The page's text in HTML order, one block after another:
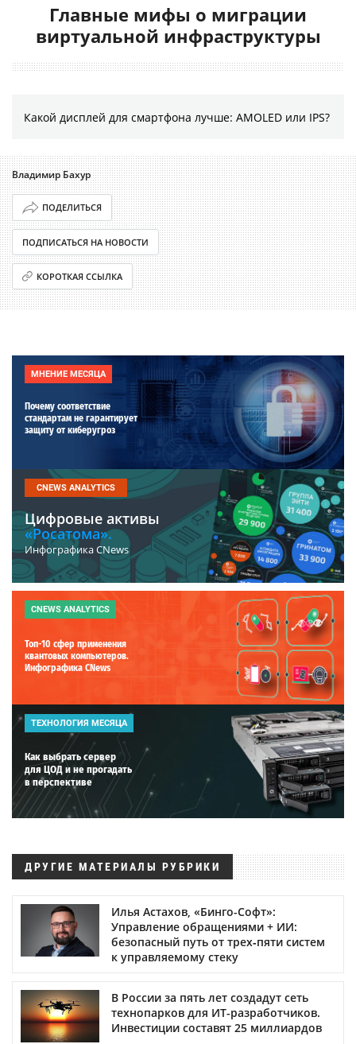
Главные мифы о миграции
виртуальной инфраструктуры
Какой дисплей для смартфона лучше: AMOLED или IPS?
Владимир Бахур
ПОДЕЛИТЬСЯ
ПОДПИСАТЬСЯ НА НОВОСТИ
КОРОТКАЯ ССЫЛКА
МНЕНИЕ МЕСЯЦА
Почему соответствие
стандартам не гарантирует
защиту от киберугроз
CNEWS ANALYTICS
Цифровые активы
«Росатома».
Инфографика CNews
CNEWS ANALYTICS
Топ-10 сфер применения
квантовых компьютеров.
Инфографика CNews
ТЕХНОЛОГИЯ МЕСЯЦА
Как выбрать сервер
для ЦОД и не прогадать
в перспективе
ДРУГИЕ МАТЕРИАЛЫ РУБРИКИ
Илья Астахов, «Бинго-Софт»:
Управление обращениями + ИИ:
безопасный путь от трех‑пяти систем
к управляемому стеку
В России за пять лет создадут сеть
технопарков для ИТ-разработчиков.
Инвестиции составят 25 миллиардов